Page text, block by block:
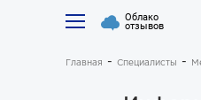
Облако
отзывов
Главная Специалисты